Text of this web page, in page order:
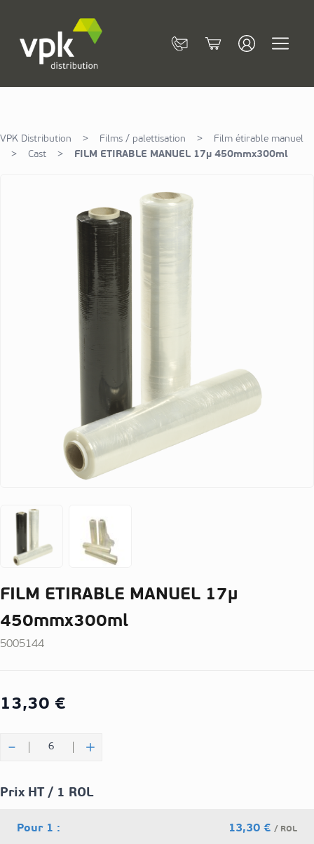
ContactCart
VPK Distribution > Films / palettisation >
Film étirable manuel
>
Cast > FILM ETIRABLE MANUEL 17µ 450mmx300ml
FILM ETIRABLE MANUEL 17µ
450mmx300ml
5005144
13,30 €
Quantité
Prix HT / 1 ROL
Pour 1 : 13,30 € / ROL